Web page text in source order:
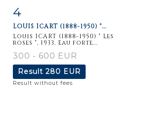
4
LOUIS ICART (1888-1950) "...
Louis ICART (1888-1950) " Les
roses ", 1933. Eau forte...
300 - 600 EUR
Result 280 EUR
Result without fees